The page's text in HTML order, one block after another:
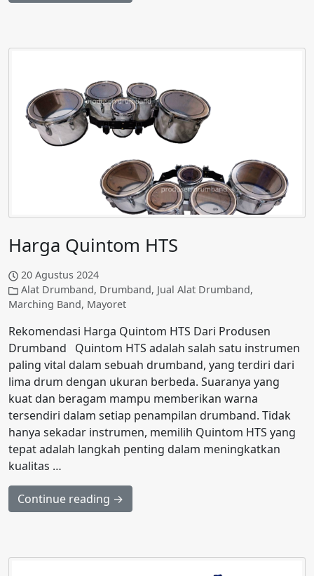
Harga Quintom HTS
20 Agustus 2024
Alat Drumband, Drumband, Jual Alat Drumband,
Marching Band, Mayoret
Rekomendasi Harga Quintom HTS Dari Produsen
Drumband Quintom HTS adalah salah satu instrumen
paling vital dalam sebuah drumband, yang terdiri dari
lima drum dengan ukuran berbeda. Suaranya yang
kuat dan beragam mampu memberikan warna
tersendiri dalam setiap penampilan drumband. Tidak
hanya sekadar instrumen, memilih Quintom HTS yang
tepat adalah langkah penting dalam meningkatkan
kualitas …
Continue reading →